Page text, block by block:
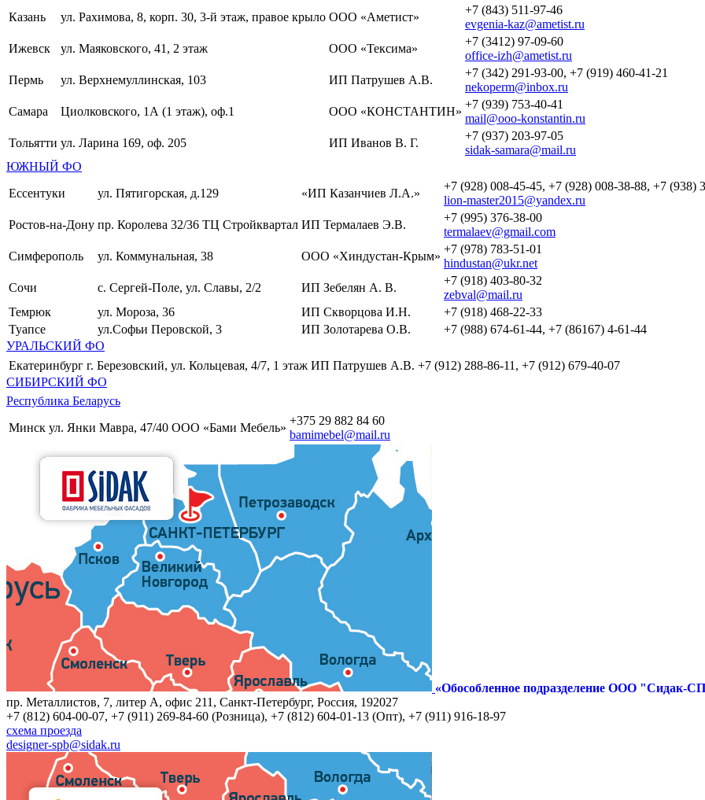
Казань
ул. Рахимова, 8, корп. 30, 3-й этаж, правое крыло ООО «Аметист»
+7 (843) 511-97-46
evgenia-kaz@ametist.ru
Ижевск
ул. Маяковского, 41, 2 этаж ООО «Тексима»
+7 (3412) 97-09-60
office-izh@ametist.ru
Пермь
ул. Верхнемуллинская, 103 ИП Патрушев А.В.
+7 (342) 291-93-00, +7 (919) 460-41-21
nekoperm@inbox.ru
Самара
Циолковского, 1А (1 этаж), оф.1 ООО «КОНСТАНТИН»
+7 (939) 753-40-41
mail@ooo-konstantin.ru
Тольятти ул. Ларина 169, оф. 205 ИП Иванов В. Г.
+7 (937) 203-97-05
sidak-samara@mail.ru
ЮЖНЫЙ ФО
Ессентуки
ул. Пятигорская, д.129 «ИП Казанчиев Л.А.»
+7 (928) 008-45-45, +7 (928) 008-38-88, +7 (938)
lion-master2015@yandex.ru
Ростов-на-Дону пр. Королева 32/36 ТЦ Стройквартал ИП Термалаев Э.В.
+7 (995) 376-38-00
termalaev@gmail.com
Симферополь
ул. Коммунальная, 38 ООО «Хиндустан-Крым»
+7 (978) 783-51-01
hindustan@ukr.net
Сочи
с. Сергей-Поле, ул. Славы, 2/2 ИП Зебелян А. В.
+7 (918) 403-80-32
zebval@mail.ru
Темрюк
ул. Мороза, 36 ИП Скворцова И.Н.
+7 (918) 468-22-33
Туапсе
ул.Софьи Перовской, 3 ИП Золотарева О.В.
+7 (988) 674-61-44, +7 (86167) 4-61-44
УРАЛЬСКИЙ ФО
Екатеринбург г. Березовский, ул. Кольцевая, 4/7, 1 этаж ИП Патрушев А.В. +7 (912) 288-86-11, +7 (912) 679-40-07
СИБИРСКИЙ ФО
Республика Беларусь
Минск ул. Янки Мавра, 47/40 ООО «Бами Мебель»
+375 29 882 84 60
bamimebel@mail.ru
«Обособленное подразделение ООО "Сидак-
пр. Металлистов, 7, литер A, офис 211, Санкт-Петербург, Россия, 192027
+7 (812) 604-00-07, +7 (911) 269-84-60 (Розница), +7 (812) 604-01-13 (Опт), +7 (911) 916-18-97
схема проезда
designer-spb@sidak.ru